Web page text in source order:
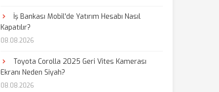
İş Bankası Mobil'de Yatırım Hesabı Nasıl
Kapatılır?
08.08.2026
Toyota Corolla 2025 Geri Vites Kamerası
Ekranı Neden Siyah?
08.08.2026